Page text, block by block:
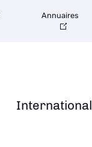
International
Annuaires